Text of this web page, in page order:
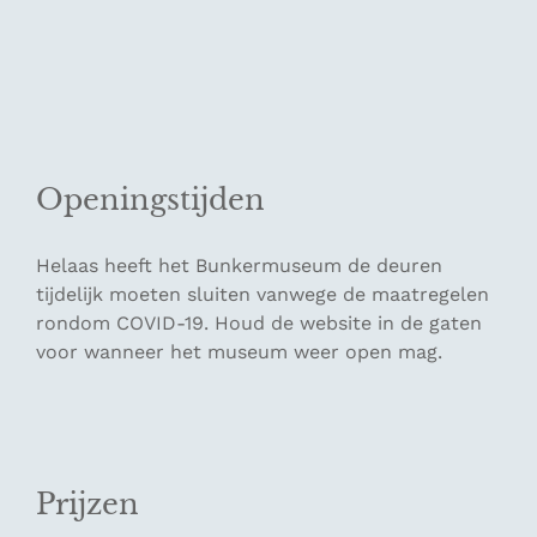
Openingstijden
Helaas heeft het Bunkermuseum de deuren
tijdelijk moeten sluiten vanwege de maatregelen
rondom COVID-19. Houd de website in de gaten
voor wanneer het museum weer open mag.
Prijzen